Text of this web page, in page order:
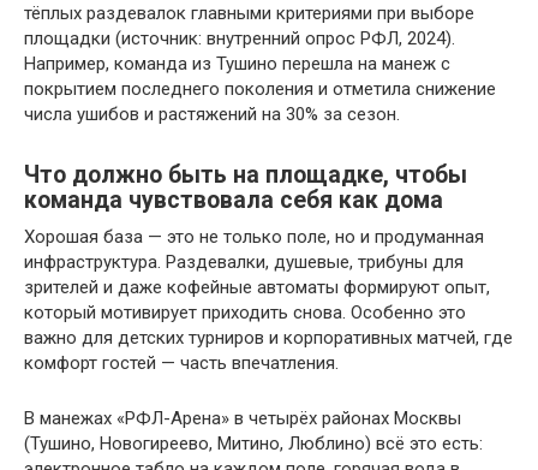
тёплых раздевалок главными критериями при выборе
площадки (источник: внутренний опрос РФЛ, 2024).
Например, команда из Тушино перешла на манеж с
покрытием последнего поколения и отметила снижение
числа ушибов и растяжений на 30% за сезон.
Что должно быть на площадке, чтобы
команда чувствовала себя как дома
Хорошая база — это не только поле, но и продуманная
инфраструктура. Раздевалки, душевые, трибуны для
зрителей и даже кофейные автоматы формируют опыт,
который мотивирует приходить снова. Особенно это
важно для детских турниров и корпоративных матчей, где
комфорт гостей — часть впечатления.
В манежах «РФЛ-Арена» в четырёх районах Москвы
(Тушино, Новогиреево, Митино, Люблино) всё это есть: